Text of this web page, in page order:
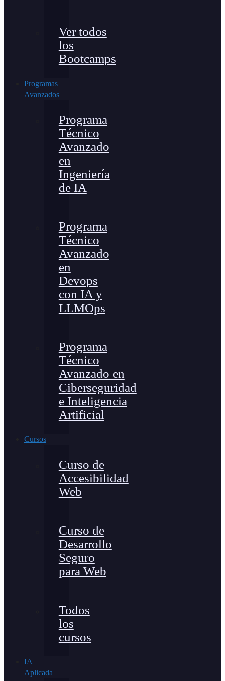
Ver todos
los
Bootcamps
Programas
Avanzados
Programa
Técnico
Avanzado
en
Ingeniería
de IA
Programa
Técnico
Avanzado
en
Devops
con IA y
LLMOps
Programa
Técnico
Avanzado en
Ciberseguridad
e Inteligencia
Artificial
Cursos
Curso de
Accesibilidad
Web
Curso de
Desarrollo
Seguro
para Web
Todos
los
cursos
IA
Aplicada